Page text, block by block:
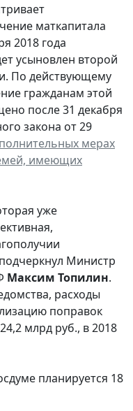
маткапитала
2018 года
усыновлен второй
По действующему
гражданам этой
после 31 декабря
закона от 29
мерах
имеющих
уже
Министр
Максим Топилин.
расходы
поправок
млрд руб., в 2018
планируется 18